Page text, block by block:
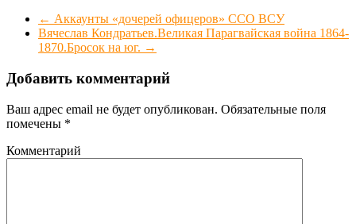
← Аккаунты «дочерей офицеров» ССО ВСУ
Вячеслав Кондратьев.Великая Парагвайская война 1864-
1870.Бросок на юг. →
Добавить комментарий
Ваш адрес email не будет опубликован. Обязательные поля
помечены *
Комментарий